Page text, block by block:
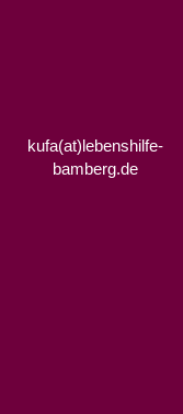
kufa(at)lebenshilfe-
bamberg.de